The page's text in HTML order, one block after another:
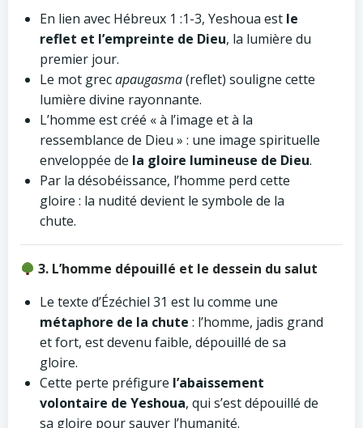
En lien avec Hébreux 1 :1-3, Yeshoua est le
reflet et l’empreinte de Dieu, la lumière du
premier jour.
Le mot grecapaugasma(reflet) souligne cette
lumière divine rayonnante.
L’homme est créé « à l’image et à la
ressemblance de Dieu » : une image spirituelle
enveloppée de la gloire lumineuse de Dieu.
Par la désobéissance, l’homme perd cette
gloire : la nudité devient le symbole de la
chute.
3. L’homme dépouillé et le dessein du salut
Le texte d’Ézéchiel 31 est lu comme une
métaphore de la chute : l’homme, jadis grand
et fort, est devenu faible, dépouillé de sa
gloire.
Cette perte préfigure l’abaissement
volontaire de Yeshoua, qui s’est dépouillé de
sa gloire pour sauver l’humanité.